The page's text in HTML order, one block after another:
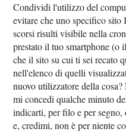
Condividi l'utilizzo del
evitare che uno specifico
scorsi risulti visibile nella
prestato il tuo smartphone (o
che il sito su cui ti sei recato
nell'elenco di quelli
nuovo utilizzatore della
mi concedi qualche minuto
indicarti, per filo e per segno,
e, credimi, non è per niente